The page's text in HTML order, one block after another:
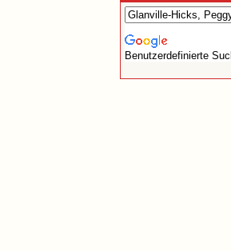
Benutzerdefinierte